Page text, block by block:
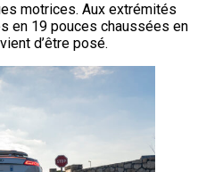
motrices. Aux extrémités
en 19 pouces chaussées en
d’être posé.